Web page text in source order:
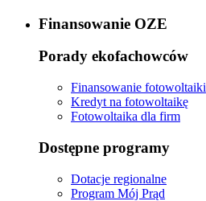
Finansowanie OZE
Porady ekofachowców
Finansowanie fotowoltaiki
Kredyt na fotowoltaikę
Fotowoltaika dla firm
Dostępne programy
Dotacje regionalne
Program Mój Prąd